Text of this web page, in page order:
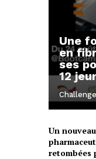
Une
en
ses
12
Un
retombées